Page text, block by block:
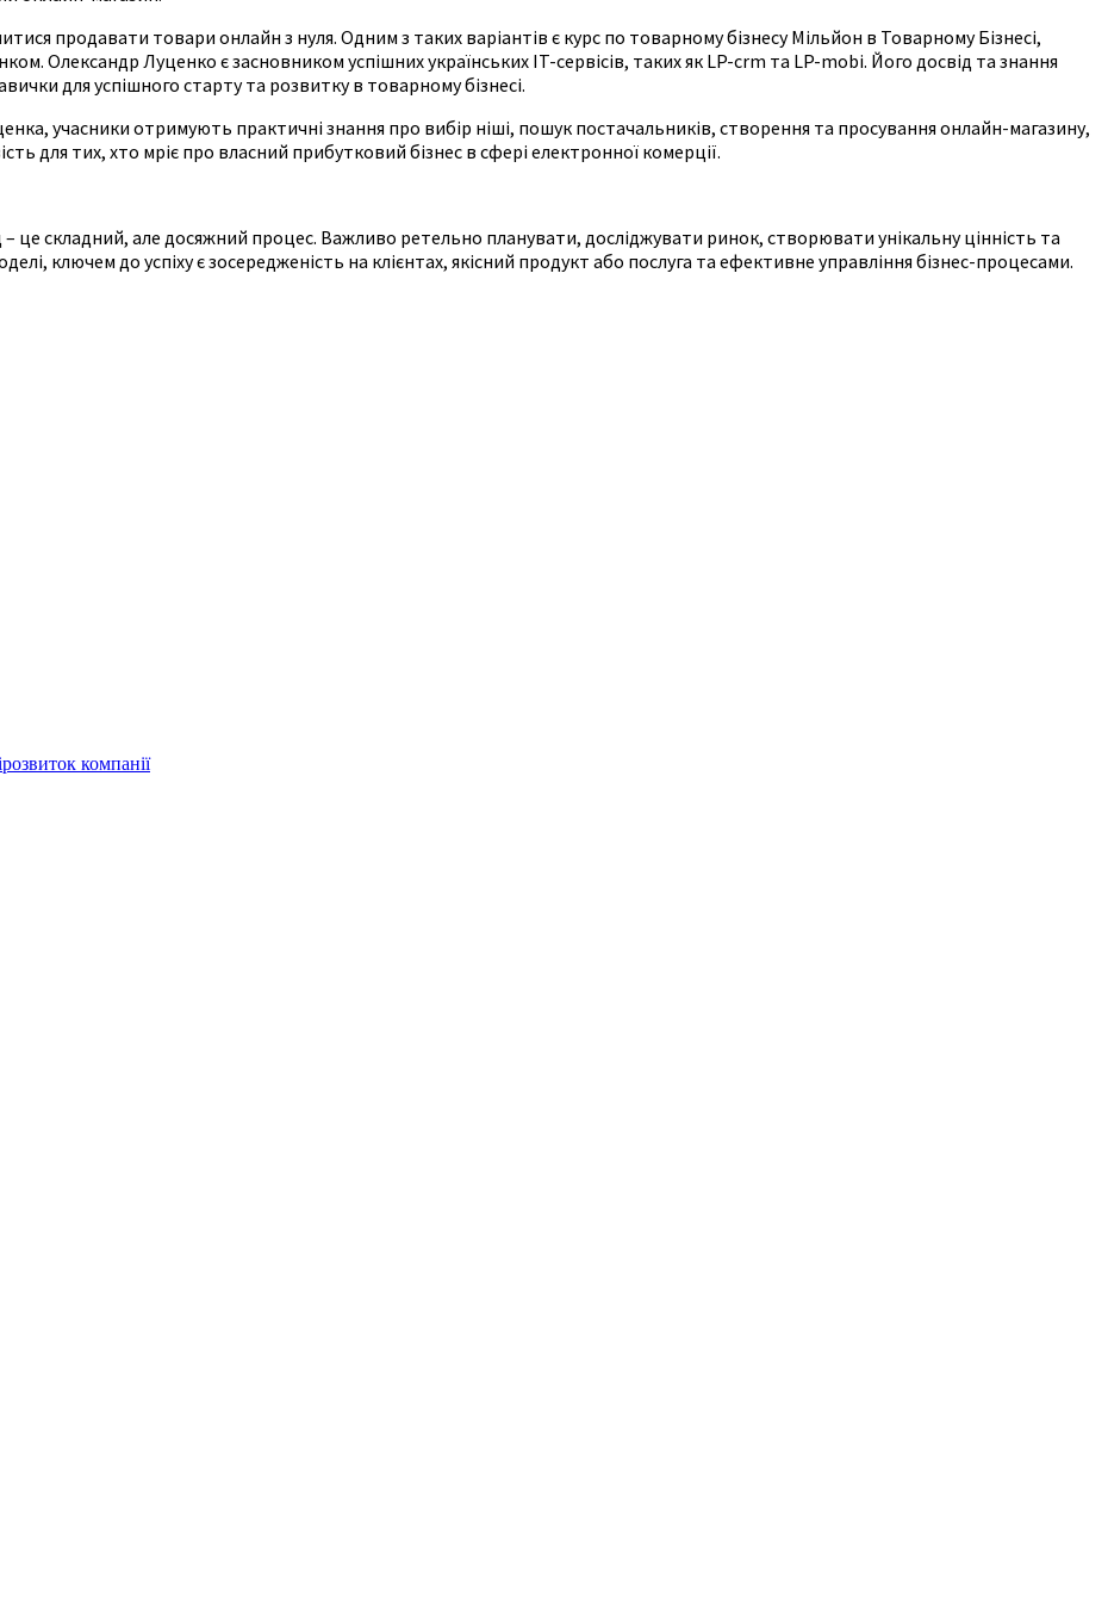
продавати товари онлайн з нуля. Одним з таких варіантів є курс по товарному бізнесу Мільйон в Товарному Бізнесі,
Олександр Луценко є засновником успішних українських IT-сервісів, таких як LP-crm та LP-mobi. Його досвід та знання
для успішного старту та розвитку в товарному бізнесі.
учасники отримують практичні знання про вибір ніші, пошук постачальників, створення та просування онлайн-магазину,
для тих, хто мріє про власний прибутковий бізнес в сфері електронної комерції.
це складний, але досяжний процес. Важливо ретельно планувати, досліджувати ринок, створювати унікальну цінність та
ключем до успіху є зосередженість на клієнтах, якісний продукт або послуга та ефективне управління бізнес-процесами.
розвиток компанії